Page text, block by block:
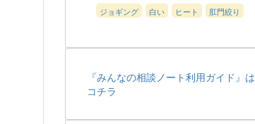
ジョギング
白い ヒート 肛門絞り
『みんなの相談ノート利用ガイド』は
コチラ